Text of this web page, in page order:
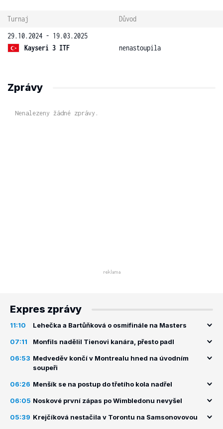
Turnaj
Důvod
29.10.2024 - 19.03.2025
Kayseri 3 ITF
nenastoupila
Zprávy
Nenalezeny žádné zprávy.
Expres zprávy
11:10 Lehečka a Bartůňková o osmifinále na Masters
07:11 Monfils nadělil Tienovi kanára, přesto padl
06:53 Medveděv končí v Montrealu hned na úvodním
soupeři
06:26 Menšík se na postup do třetího kola nadřel
06:05 Noskové první zápas po Wimbledonu nevyšel
05:39 Krejčíková nestačila v Torontu na Samsonovovou